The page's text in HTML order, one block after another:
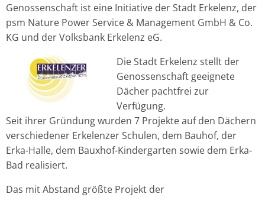
Genossenschaft ist eine Initiative der Stadt Erkelenz, der
psm Nature Power Service & Management GmbH & Co.
KG und der Volksbank Erkelenz eG.
Die Stadt Erkelenz stellt der
Genossenschaft geeignete
Dächer pachtfrei zur
Verfügung.
Seit ihrer Gründung wurden 7 Projekte auf den Dächern
verschiedener Erkelenzer Schulen, dem Bauhof, der
Erka-Halle, dem Bauxhof-Kindergarten sowie dem Erka-
Bad realisiert.
Das mit Abstand größte Projekt der